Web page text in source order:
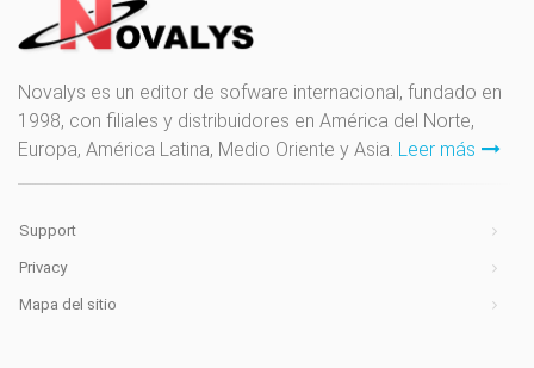
Novalys es un editor de sofware internacional, fundado en
1998, con filiales y distribuidores en América del Norte,
Europa, América Latina, Medio Oriente y Asia. Leer más
Support
Privacy
Mapa del sitio